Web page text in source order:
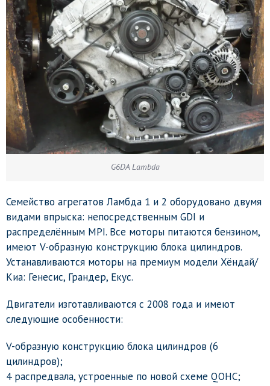
G6DA Lambda
Семейство агрегатов Ламбда 1 и 2 оборудовано двумя
видами впрыска: непосредственным GDI и
распределённым MPI. Все моторы питаются бензином,
имеют V-образную конструкцию блока цилиндров.
Устанавливаются моторы на премиум модели Хёндай/
Киа: Генесис, Грандер, Екус.
Двигатели изготавливаются с 2008 года и имеют
следующие особенности:
V-образную конструкцию блока цилиндров (6
цилиндров);
4 распредвала, устроенные по новой схеме QOHC;